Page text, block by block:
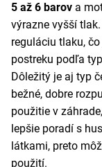
5 až 6 barov a
výrazne vyšší
reguláciu tlaku,
postreku podľa
Dôležitý je aj typ
bežné, dobre
použitie v
lepšie poradí s
látkami, preto
použití.